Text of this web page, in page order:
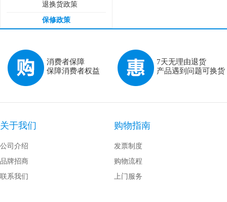
退换货政策
保修政策
消费者保障
保障消费者权益
7天无理由退货
产品遇到问题可换货
关于我们
公司介绍
品牌招商
联系我们
购物指南
发票制度
购物流程
上门服务